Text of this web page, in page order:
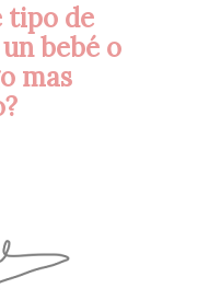
tipo de
bebé o
mas